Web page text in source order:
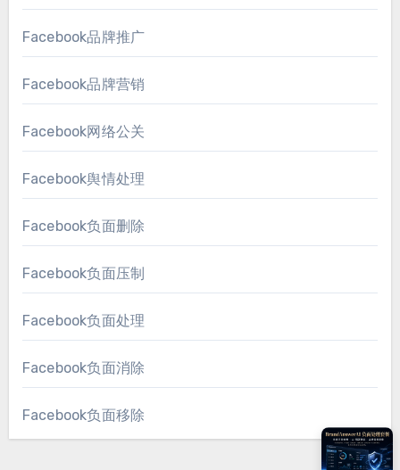
Facebook品牌推广
Facebook品牌营销
Facebook网络公关
Facebook舆情处理
Facebook负面删除
Facebook负面压制
Facebook负面处理
Facebook负面消除
Facebook负面移除